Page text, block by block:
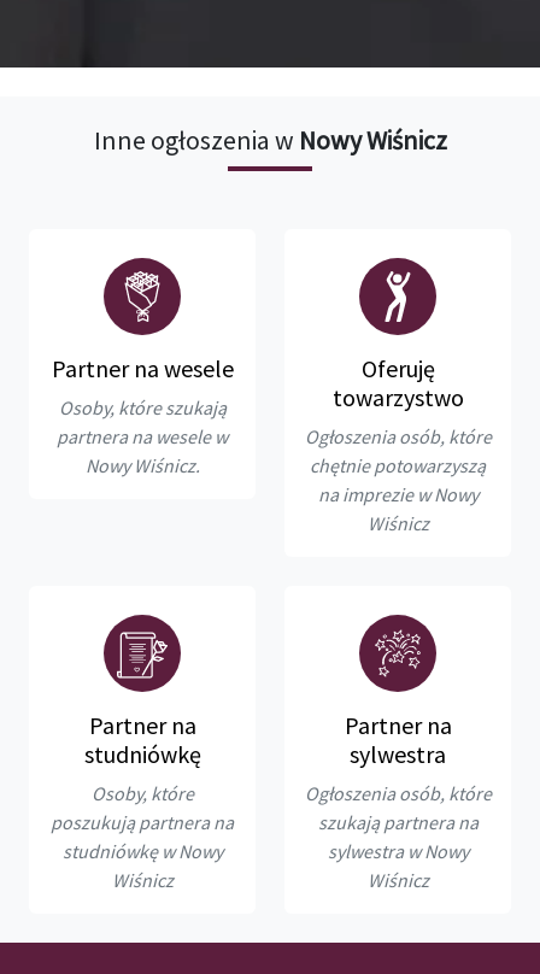
Inne ogłoszenia w Nowy Wiśnicz
Partner na wesele
Osoby, które szukają
partnera na wesele w
Nowy Wiśnicz.
Oferuję
towarzystwo
Ogłoszenia osób, które
chętnie potowarzyszą
na imprezie w Nowy
Wiśnicz
Partner na
studniówkę
Osoby, które
poszukują partnera na
studniówkę w Nowy
Wiśnicz
Partner na
sylwestra
Ogłoszenia osób, które
szukają partnera na
sylwestra w Nowy
Wiśnicz